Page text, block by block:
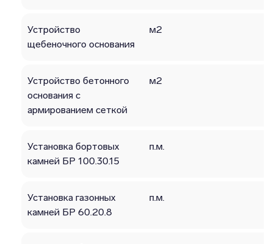
Устройство
щебеночного основания
м2
Устройство бетонного
основания с
армированием сеткой
м2
Установка бортовых
камней БР 100.30.15
п.м.
Установка газонных
камней БР 60.20.8
п.м.